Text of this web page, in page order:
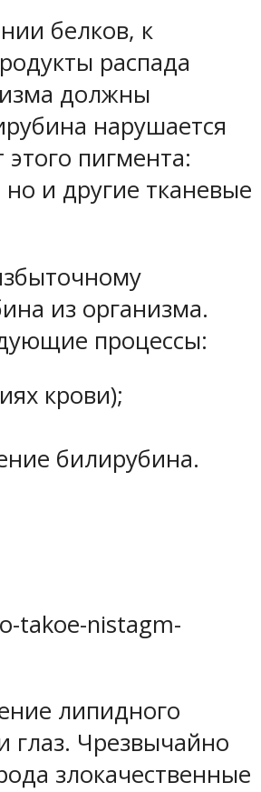
белков, к
распада
должны
нарушается
пигмента:
и другие тканевые
из организма.
процессы:
крови);
билирубина.
takoe-nistagm-
липидного
глаз. Чрезвычайно
злокачественные